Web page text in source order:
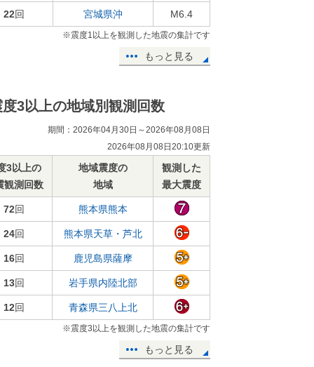
22回 宮城県沖 M6.4
※震度1以上を観測した地震の集計です
もっと見る
度3以上の地域別観測回数
期間：2026年04月30日～2026年08月08日
2026年08月08日20:10更新
3以上の
観測回数
地域震度の
地域
観測した
最大震度
72回 熊本県熊本
24回 熊本県天草・芦北
16回 鹿児島県薩摩
13回 岩手県内陸北部
12回 青森県三八上北
※震度3以上を観測した地震の集計です
もっと見る